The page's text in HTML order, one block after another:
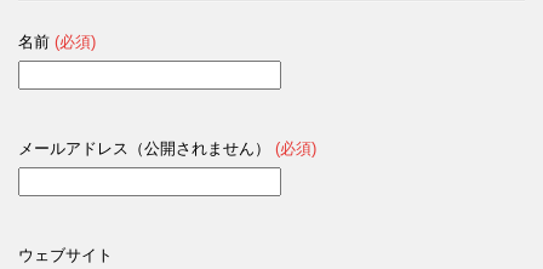
名前 (必須)
メールアドレス（公開されません） (必須)
ウェブサイト